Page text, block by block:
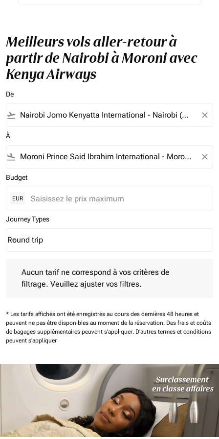
Meilleurs vols aller-retour à
partir de Nairobi à Moroni avec
Kenya Airways
De
flight_takeoff close
À
flight_land close
Budget
EUR
Journey Types
Journey Types option Round trip Selected
Round trip
keyboard_arrow_down
Aucun tarif ne correspond à vos critères de
filtrage. Veuillez ajuster vos filtres.
* Les tarifs affichés ont été enregistrés au cours des dernières 48 heures et
peuvent ne pas être disponibles au moment de la réservation. Des frais et coûts
de bagages supplémentaires peuvent s'appliquer. D'autres termes et conditions
peuvent s'appliquer